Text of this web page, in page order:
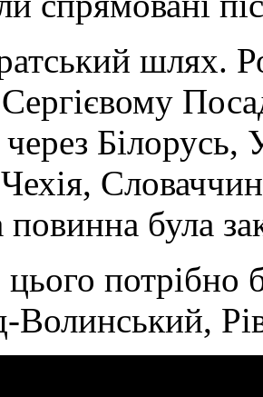
шлях.
Білорусь,
була
потрібно
Волинський,